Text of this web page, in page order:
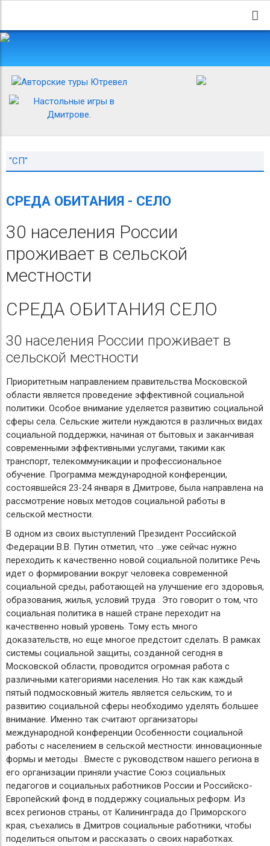
"СП"
СРЕДА ОБИТАНИЯ - СЕЛО
30 населения России
проживает в сельской
местности
СРЕДА ОБИТАНИЯ СЕЛО
30 населения России проживает в
сельской местности
Приоритетным направлением правительства Московской
области является проведение эффективной социальной
политики. Особое внимание уделяется развитию социальной
сферы села. Сельские жители нуждаются в различных видах
социальной поддержки, начиная от бытовых и заканчивая
современными эффективными услугами, такими как
транспорт, телекоммуникации и профессиональное
обучение. Программа международной конференции,
состоявшейся 23-24 января в Дмитрове, была направлена на
рассмотрение новых методов социальной работы в
сельской местности.
В одном из своих выступлений Президент Российской
Федерации В.В. Путин отметил, что ...уже сейчас нужно
переходить к качественно новой социальной политике Речь
идет о формировании вокруг человека современной
социальной среды, работающей на улучшение его здоровья,
образования, жилья, условий труда . Это говорит о том, что
социальная политика в нашей стране переходит на
качественно новый уровень. Тому есть много
доказательств, но еще многое предстоит сделать. В рамках
системы социальной защиты, созданной сегодня в
Московской области, проводится огромная работа с
различными категориями населения. Но так как каждый
пятый подмосковный житель является сельским, то и
развитию социальной сферы необходимо уделять большее
внимание. Именно так считают организаторы
международной конференции Особенности социальной
работы с населением в сельской местности: инновационные
формы и методы . Вместе с руководством нашего региона в
его организации приняли участие Союз социальных
педагогов и социальных работников России и Российско-
Европейский фонд в поддержку социальных реформ. Из
всех регионов страны, от Калининграда до Приморского
края, съехались в Дмитров социальные работники, чтобы
поделиться опытом и рассказать о своих наработках.